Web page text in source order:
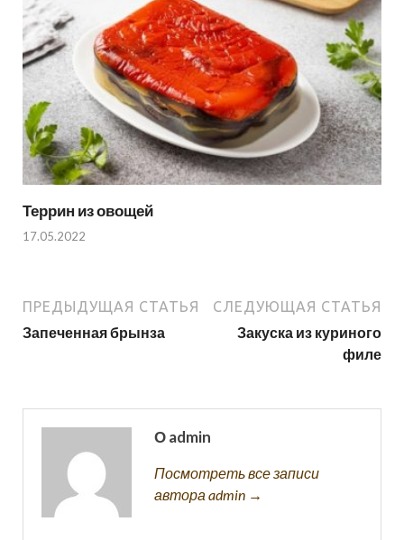
Террин из овощей
17.05.2022
ПРЕДЫДУЩАЯ СТАТЬЯ
Запеченная брынза
СЛЕДУЮЩАЯ СТАТЬЯ
Закуска из куриного
филе
О admin
Посмотреть все записи
автора admin →